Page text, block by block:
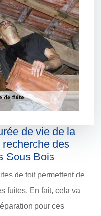
de vie de la
des
Sous Bois
de toit permettent de
fuites. En fait, cela va
pour ces